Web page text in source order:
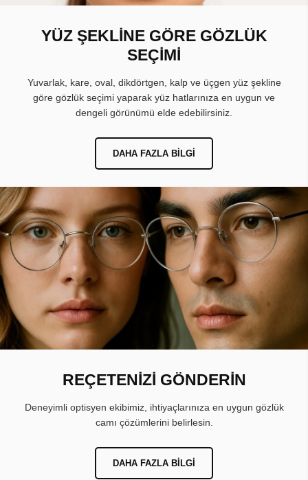
YÜZ ŞEKLİNE GÖRE GÖZLÜK
SEÇİMİ
Yuvarlak, kare, oval, dikdörtgen, kalp ve üçgen yüz şekline
göre gözlük seçimi yaparak yüz hatlarınıza en uygun ve
dengeli görünümü elde edebilirsiniz.
DAHA FAZLA BILGI
REÇETENİZİ GÖNDERİN
Deneyimli optisyen ekibimiz, ihtiyaçlarınıza en uygun gözlük
camı çözümlerini belirlesin.
DAHA FAZLA BILGI